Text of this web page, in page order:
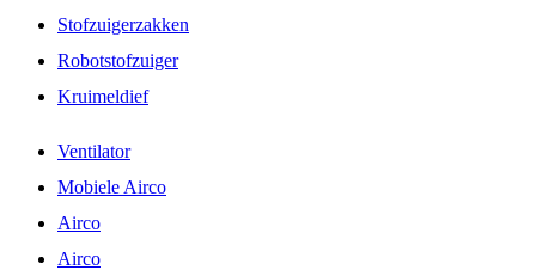
Stofzuigerzakken
Robotstofzuiger
Kruimeldief
Ventilator
Mobiele Airco
Airco
Airco